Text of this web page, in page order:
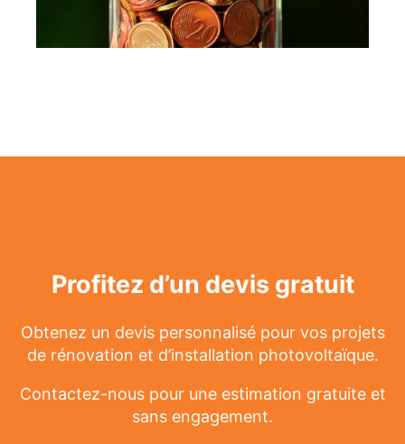
Profitez d’un devis gratuit
Obtenez un devis personnalisé pour vos projets
de rénovation et d’installation photovoltaïque.
Contactez-nous pour une estimation gratuite et
sans engagement.